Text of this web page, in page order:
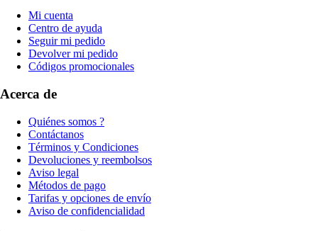
Mi cuenta
Centro de ayuda
Seguir mi pedido
Devolver mi pedido
Códigos promocionales
Acerca de
Quiénes somos ?
Contáctanos
Términos y Condiciones
Devoluciones y reembolsos
Aviso legal
Métodos de pago
Tarifas y opciones de envío
Aviso de confidencialidad